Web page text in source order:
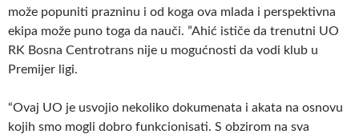
može popuniti prazninu i od koga ova mlada i perspektivna
ekipa može puno toga da nauči. ”Ahić ističe da trenutni UO
RK Bosna Centrotrans nije u mogućnosti da vodi klub u
Premijer ligi.
“Ovaj UO je usvojio nekoliko dokumenata i akata na osnovu
kojih smo mogli dobro funkcionisati. S obzirom na sva